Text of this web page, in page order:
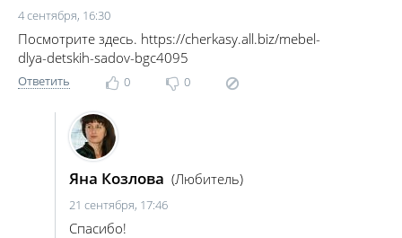
4 сентября, 16:30
Посмотрите здесь. https://cherkasy.all.biz/mebel-
dlya-detskih-sadov-bgc4095
Ответить 0 0
Яна Козлова (Любитель)
21 сентября, 17:46
Спасибо!